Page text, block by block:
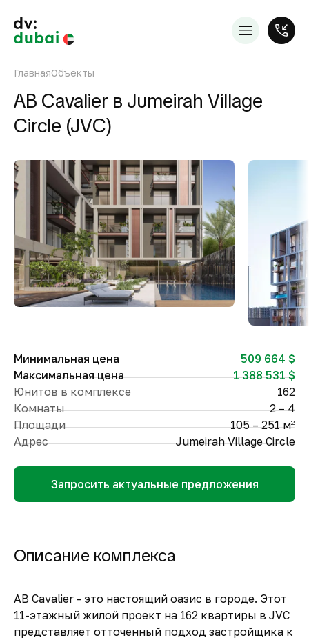
ГлавнаяОбъекты
AB Cavalier в Jumeirah Village
Circle (JVC)
Минимальная цена
509 664 $
Максимальная цена
1 388 531 $
Юнитов в комплексе
162
Комнаты
2 – 4
Площади
105 – 251 м2
Адрес Jumeirah Village Circle
Запросить актуальные предложения
Описание комплекса
AB Cavalier - это настоящий оазис в городе. Этот
11-этажный жилой проект на 162 квартиры в JVC
представляет отточенный подход застройщика к